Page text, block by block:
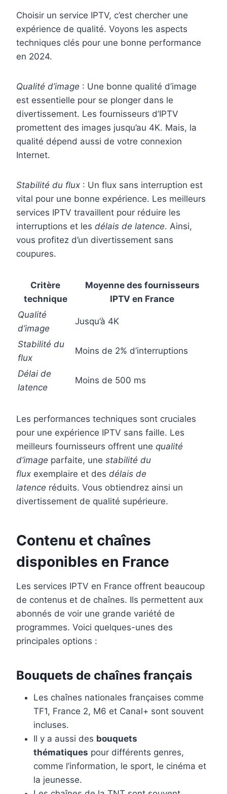
Choisir un service IPTV, c’est chercher une
expérience de qualité. Voyons les aspects
techniques clés pour une bonne performance
en 2024.
Qualité d’image : Une bonne qualité d’image
est essentielle pour se plonger dans le
divertissement. Les fournisseurs d’IPTV
promettent des images jusqu’au 4K. Mais, la
qualité dépend aussi de votre connexion
Internet.
Stabilité du flux : Un flux sans interruption est
vital pour une bonne expérience. Les meilleurs
services IPTV travaillent pour réduire les
interruptions et les délais de latence. Ainsi,
vous profitez d’un divertissement sans
coupures.
Critère
technique
Moyenne des fournisseurs
IPTV en France
Qualité
d’image
Jusqu’à 4K
Stabilité du
flux
Moins de 2% d’interruptions
Délai de
latence
Moins de 500 ms
Les performances techniques sont cruciales
pour une expérience IPTV sans faille. Les
meilleurs fournisseurs offrent une qualité
d’image parfaite, une stabilité du
flux exemplaire et des délais de
latence réduits. Vous obtiendrez ainsi un
divertissement de qualité supérieure.
Contenu et chaînes
disponibles en France
Les services IPTV en France offrent beaucoup
de contenus et de chaînes. Ils permettent aux
abonnés de voir une grande variété de
programmes. Voici quelques-unes des
principales options :
Bouquets de chaînes français
Les chaînes nationales françaises comme
TF1, France 2, M6 et Canal+ sont souvent
incluses.
Il y a aussi des bouquets
thématiques pour différents genres,
comme l’information, le sport, le cinéma et
la jeunesse.